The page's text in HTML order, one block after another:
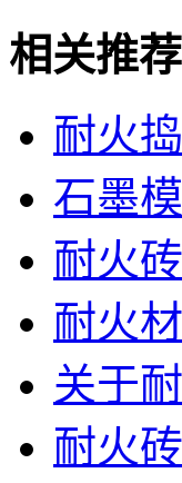
相关推荐
耐火
石墨
耐火
耐火
关于
耐火